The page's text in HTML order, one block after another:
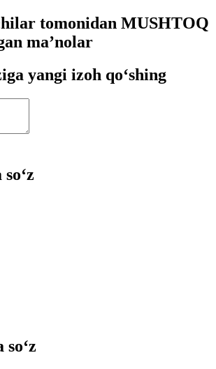
tomonidan MUSHTOQ
ma’nolar
yangi izoh qo‘shing